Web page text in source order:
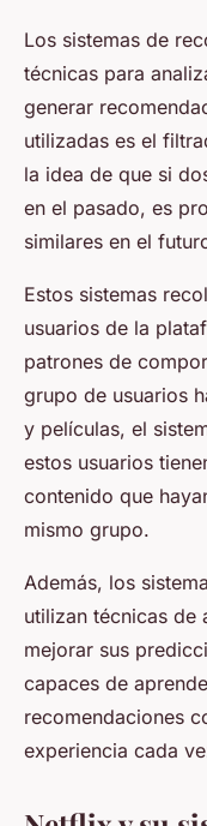
Los sistemas de
técnicas para
generar
utilizadas es el
la idea de que si
en el pasado, es
similares en el
Estos sistemas
usuarios de la
patrones de
grupo de usuarios
y películas, el
estos usuarios
contenido que
mismo grupo.
Además, los
utilizan técnicas de
mejorar sus
capaces de
recomendaciones
experiencia cada